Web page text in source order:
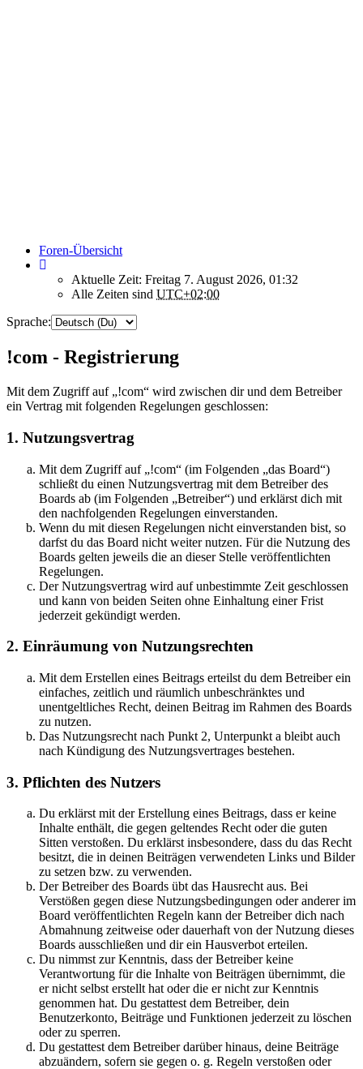
Foren-Übersicht
Aktuelle Zeit: Freitag 7. August 2026, 01:32
Alle Zeiten sind UTC+02:00
Sprache:
!com - Registrierung
Mit dem Zugriff auf „!com“ wird zwischen dir und dem Betreiber
ein Vertrag mit folgenden Regelungen geschlossen:
1. Nutzungsvertrag
Mit dem Zugriff auf „!com“ (im Folgenden „das Board“)
schließt du einen Nutzungsvertrag mit dem Betreiber des
Boards ab (im Folgenden „Betreiber“) und erklärst dich mit
den nachfolgenden Regelungen einverstanden.
Wenn du mit diesen Regelungen nicht einverstanden bist, so
darfst du das Board nicht weiter nutzen. Für die Nutzung des
Boards gelten jeweils die an dieser Stelle veröffentlichten
Regelungen.
Der Nutzungsvertrag wird auf unbestimmte Zeit geschlossen
und kann von beiden Seiten ohne Einhaltung einer Frist
jederzeit gekündigt werden.
2. Einräumung von Nutzungsrechten
Mit dem Erstellen eines Beitrags erteilst du dem Betreiber ein
einfaches, zeitlich und räumlich unbeschränktes und
unentgeltliches Recht, deinen Beitrag im Rahmen des Boards
zu nutzen.
Das Nutzungsrecht nach Punkt 2, Unterpunkt a bleibt auch
nach Kündigung des Nutzungsvertrages bestehen.
3. Pflichten des Nutzers
Du erklärst mit der Erstellung eines Beitrags, dass er keine
Inhalte enthält, die gegen geltendes Recht oder die guten
Sitten verstoßen. Du erklärst insbesondere, dass du das Recht
besitzt, die in deinen Beiträgen verwendeten Links und Bilder
zu setzen bzw. zu verwenden.
Der Betreiber des Boards übt das Hausrecht aus. Bei
Verstößen gegen diese Nutzungsbedingungen oder anderer im
Board veröffentlichten Regeln kann der Betreiber dich nach
Abmahnung zeitweise oder dauerhaft von der Nutzung dieses
Boards ausschließen und dir ein Hausverbot erteilen.
Du nimmst zur Kenntnis, dass der Betreiber keine
Verantwortung für die Inhalte von Beiträgen übernimmt, die
er nicht selbst erstellt hat oder die er nicht zur Kenntnis
genommen hat. Du gestattest dem Betreiber, dein
Benutzerkonto, Beiträge und Funktionen jederzeit zu löschen
oder zu sperren.
Du gestattest dem Betreiber darüber hinaus, deine Beiträge
abzuändern, sofern sie gegen o. g. Regeln verstoßen oder